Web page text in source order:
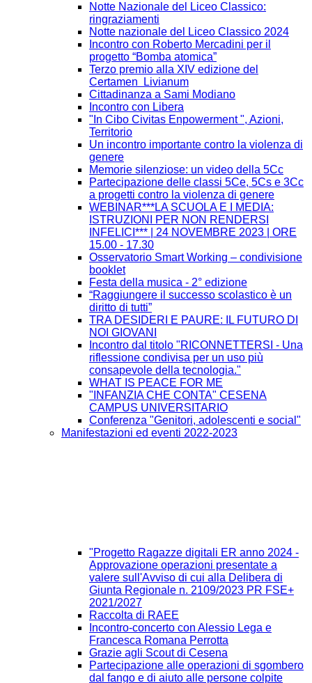
Notte Nazionale del Liceo Classico:
ringraziamenti
Notte nazionale del Liceo Classico 2024
Incontro con Roberto Mercadini per il
progetto “Bomba atomica”
Terzo premio alla XIV edizione del
Certamen Livianum
Cittadinanza a Sami Modiano
Incontro con Libera
"In Cibo Civitas Enpowerment ", Azioni,
Territorio
Un incontro importante contro la violenza di
genere
Memorie silenziose: un video della 5Cc
Partecipazione delle classi 5Ce, 5Cs e 3Cc
a progetti contro la violenza di genere
WEBINAR***LA SCUOLA E I MEDIA:
ISTRUZIONI PER NON RENDERSI
INFELICI*** | 24 NOVEMBRE 2023 | ORE
15.00 - 17.30
Osservatorio Smart Working – condivisione
booklet
Festa della musica - 2° edizione
“Raggiungere il successo scolastico è un
diritto di tutti”
TRA DESIDERI E PAURE: IL FUTURO DI
NOI GIOVANI
Incontro dal titolo "RICONNETTERSI - Una
riflessione condivisa per un uso più
consapevole della tecnologia."
WHAT IS PEACE FOR ME
"INFANZIA CHE CONTA" CESENA
CAMPUS UNIVERSITARIO
Conferenza "Genitori, adolescenti e social"
Manifestazioni ed eventi 2022-2023
"Progetto Ragazze digitali ER anno 2024 -
Approvazione operazioni presentate a
valere sull'Avviso di cui alla Delibera di
Giunta Regionale n. 2109/2023 PR FSE+
2021/2027
Raccolta di RAEE
Incontro-concerto con Alessio Lega e
Francesca Romana Perrotta
Grazie agli Scout di Cesena
Partecipazione alle operazioni di sgombero
dal fango e di aiuto alle persone colpite